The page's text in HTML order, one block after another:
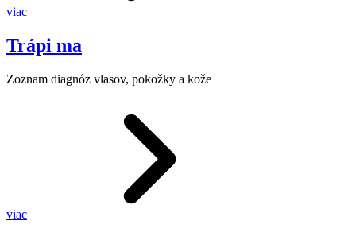
viac
Trápi ma
Zoznam diagnóz vlasov, pokožky a kože
viac